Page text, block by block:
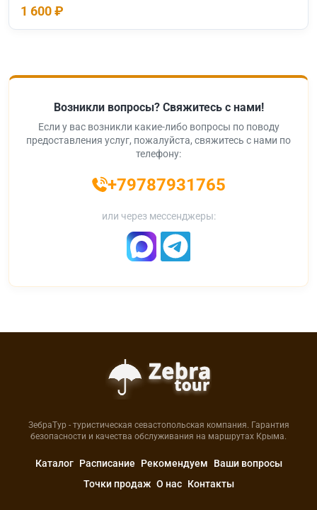
1 600 ₽
Возникли вопросы? Свяжитесь с нами!
Если у вас возникли какие-либо вопросы по поводу
предоставления услуг, пожалуйста, свяжитесь с нами по
телефону:
+79787931765
или через мессенджеры:
ЗебраТур - туристическая севастопольская компания. Гарантия
безопасности и качества обслуживания на маршрутах Крыма.
Каталог Расписание Рекомендуем
Ваши вопросы
Точки продаж О нас Контакты